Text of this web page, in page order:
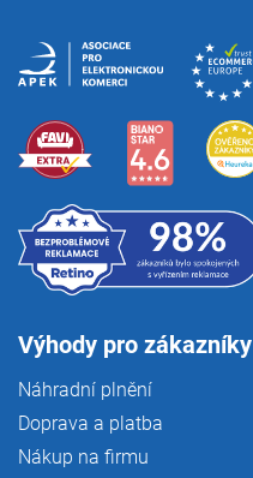
Výhody pro zákazníky
Náhradní plnění
Doprava a platba
Nákup na firmu